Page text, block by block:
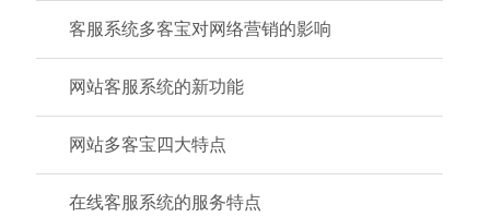
客服系统多客宝对网络营销的影响
网站客服系统的新功能
网站多客宝四大特点
在线客服系统的服务特点